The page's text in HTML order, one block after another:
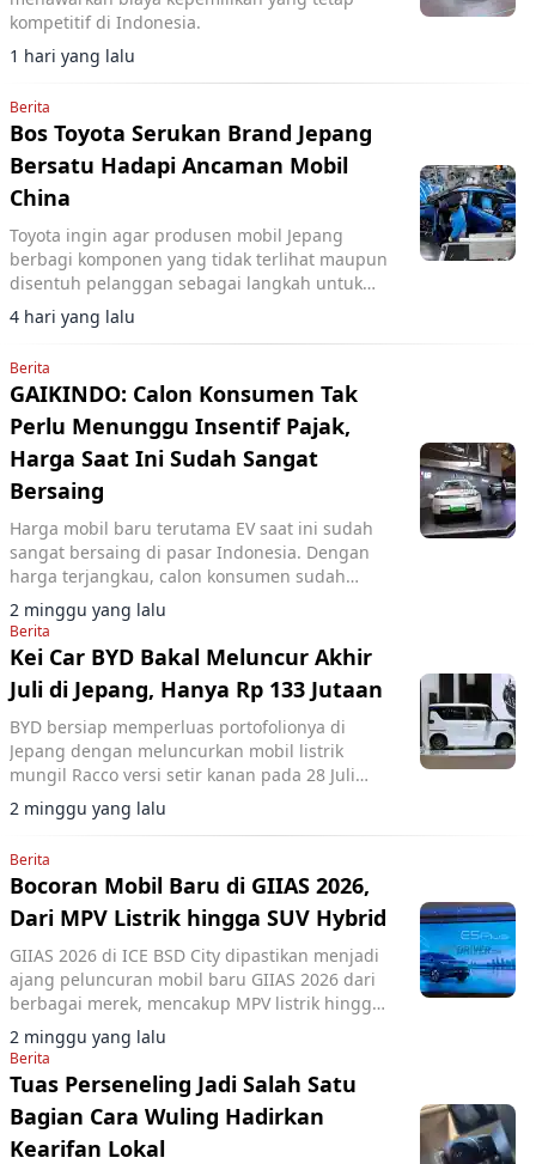
kompetitif di Indonesia.
1 hari yang lalu
Berita
Bos Toyota Serukan Brand Jepang
Bersatu Hadapi Ancaman Mobil
China
Toyota ingin agar produsen mobil Jepang
berbagi komponen yang tidak terlihat maupun
disentuh pelanggan sebagai langkah untuk
memangkas biaya dan menghadapi
meningkatnya persaingan.
4 hari yang lalu
Berita
GAIKINDO: Calon Konsumen Tak
Perlu Menunggu Insentif Pajak,
Harga Saat Ini Sudah Sangat
Bersaing
Harga mobil baru terutama EV saat ini sudah
sangat bersaing di pasar Indonesia. Dengan
harga terjangkau, calon konsumen sudah
mendapatkan model dengan fitur lengkap.
2 minggu yang lalu
Berita
Kei Car BYD Bakal Meluncur Akhir
Juli di Jepang, Hanya Rp 133 Jutaan
BYD bersiap memperluas portofolionya di
Jepang dengan meluncurkan mobil listrik
mungil Racco versi setir kanan pada 28 Juli
2026.
2 minggu yang lalu
Berita
Bocoran Mobil Baru di GIIAS 2026,
Dari MPV Listrik hingga SUV Hybrid
GIIAS 2026 di ICE BSD City dipastikan menjadi
ajang peluncuran mobil baru GIIAS 2026 dari
berbagai merek, mencakup MPV listrik hingga
SUV hybrid.
2 minggu yang lalu
Berita
Tuas Perseneling Jadi Salah Satu
Bagian Cara Wuling Hadirkan
Kearifan Lokal